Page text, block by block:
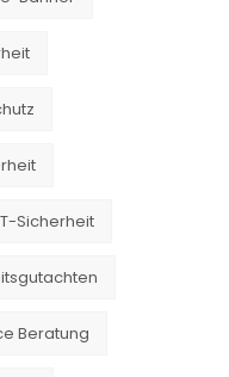
Sicherheit
Beratung